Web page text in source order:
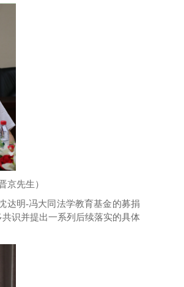
京先生）
达明-冯大同 法学教育基金的募捐
共识并提出一系列 后续落实的具体